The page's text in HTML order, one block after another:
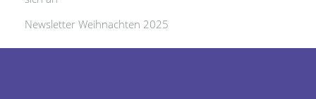
Newsletter Weihnachten 2025